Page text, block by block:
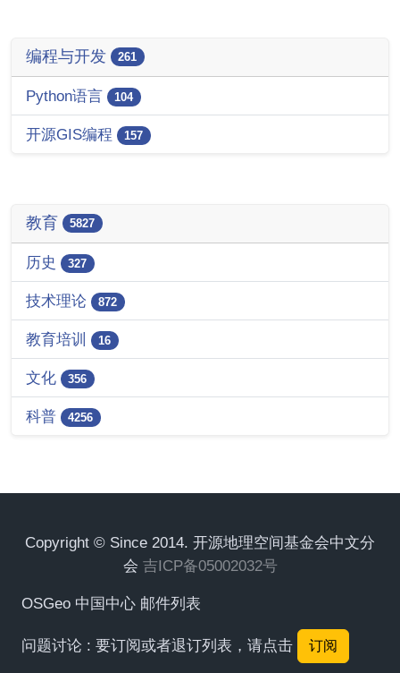
编程与开发 261
Python语言 104
开源GIS编程 157
教育 5827
历史 327
技术理论 872
教育培训 16
文化 356
科普 4256
Copyright © Since 2014. 开源地理空间基金会中文分
会 吉ICP备05002032号
OSGeo 中国中心 邮件列表
问题讨论 : 要订阅或者退订列表，请点击 订阅